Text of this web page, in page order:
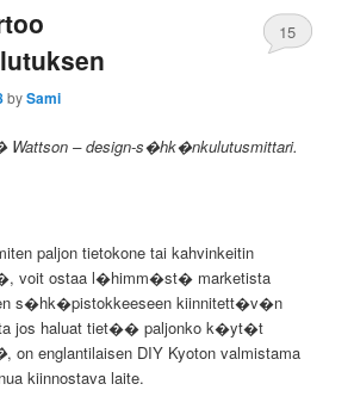
bySami
15
Wattson – design-s�hk�nkulutusmittari.
paljon tietokone tai kahvinkeitin
ostaa l�himm�st� marketista
s�hk�pistokkeeseen kiinnitett�v�n
jos haluat tiet�� paljonko k�yt�t
, on englantilaisen DIY Kyoton valmistama
kiinnostava laite.